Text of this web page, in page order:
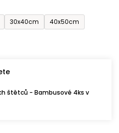
30x40cm
40x50cm
štětců - Bambusové 4ks v